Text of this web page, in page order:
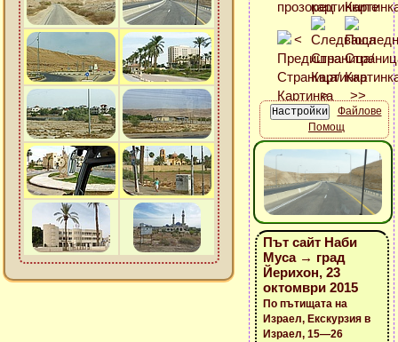
Файлове
Помощ
Път сайт Наби
Муса → град
Йерихон, 23
октомври 2015
По пътищата на
Израел, Екскурзия в
Израел, 15—26